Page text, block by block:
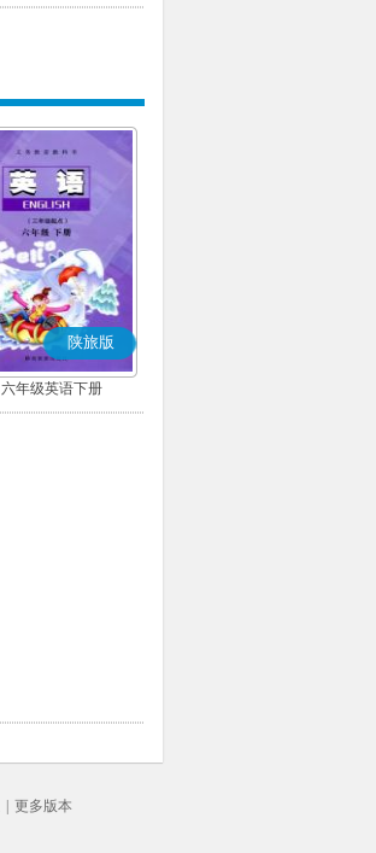
陕旅版
六年级英语下册
更多版本